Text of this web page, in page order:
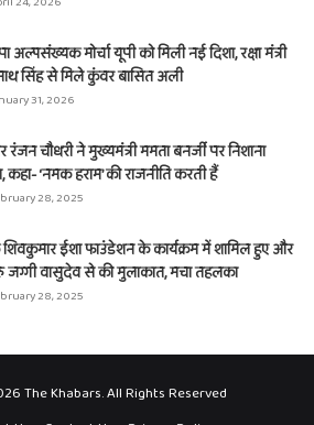
अल्पसंख्यक मोर्चा यूपी को मिली नई दिशा, रक्षा मंत्री
सिंह से मिले कुंवर बासित अली
31, 2026
रंजन चौधरी ने मुख्यमंत्री ममता बनर्जी पर निशाना
कहा- ‘नमक हराम’ की राजनीति करती हैं
28, 2025
ईशा फाउंडेशन के कार्यक्रम में शामिल हुए और
जग्गी वासुदेव से की मुलाकात, मचा तहलका
28, 2025
The Khabars. All Rights Reserved